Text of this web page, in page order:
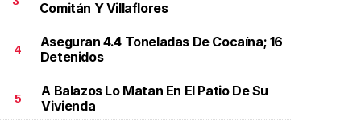
Comitán Y Villaflores
4
Aseguran 4.4 Toneladas De Cocaína; 16
Detenidos
5
A Balazos Lo Matan En El Patio De Su
Vivienda